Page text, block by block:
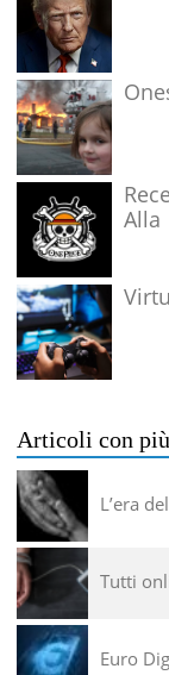
Alla
Articoli con
L’era
Tutti
Euro